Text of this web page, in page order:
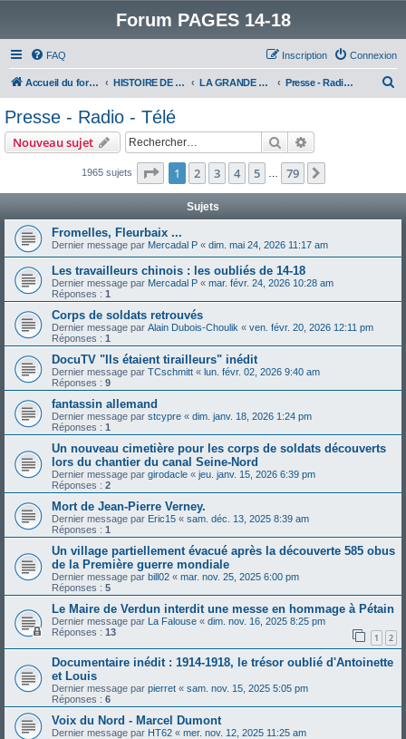
Forum PAGES 14-18
FAQ Connexion
Inscription
Accueil du forum HISTOIRE DE LA GRANDE GUERRE LA GRANDE GUERRE VUE D'AUJOURD'HUI Presse - Radio - Télé
e
Presse - Radio - Télé
Nouveau sujet Rechercher
1965 sujets Page 1sur79
1 2 3 4 5 79
Sujets
Fromelles, Fleurbaix ...
Dernier message par Mercadal P « dim. mai 24, 2026 11:17 am
Les travailleurs chinois : les oubliés de 14-18
Dernier message par Mercadal P « mar. févr. 24, 2026 10:28 am
Réponses : 1
Corps de soldats retrouvés
Dernier message par Alain Dubois-Choulik « ven. févr. 20, 2026 12:11 pm
Réponses : 1
DocuTV "Ils étaient tirailleurs" inédit
Dernier message par TCschmitt « lun. févr. 02, 2026 9:40 am
Réponses : 9
fantassin allemand
Dernier message par stcypre « dim. janv. 18, 2026 1:24 pm
Réponses : 1
Un nouveau cimetière pour les corps de soldats découverts
lors du chantier du canal Seine-Nord
Dernier message par girodacle « jeu. janv. 15, 2026 6:39 pm
Réponses : 2
Mort de Jean-Pierre Verney.
Dernier message par Eric15 « sam. déc. 13, 2025 8:39 am
Réponses : 1
Un village partiellement évacué après la découverte 585 obus
de la Première guerre mondiale
Dernier message par bill02 « mar. nov. 25, 2025 6:00 pm
Réponses : 5
Le Maire de Verdun interdit une messe en hommage à Pétain
Dernier message par La Falouse « dim. nov. 16, 2025 8:25 pm
Réponses : 13 1 2
Documentaire inédit : 1914-1918, le trésor oublié d'Antoinette
et Louis
Dernier message par pierret « sam. nov. 15, 2025 5:05 pm
Réponses : 6
Voix du Nord - Marcel Dumont
Dernier message par HT62 « mer. nov. 12, 2025 11:25 am